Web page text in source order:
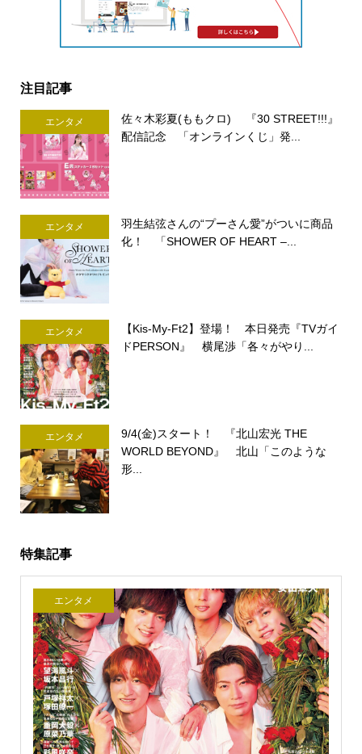
注目記事
エンタメ
佐々木彩夏(ももクロ) 『30 STREET!!!』
配信記念 「オンラインくじ」発...
エンタメ
羽生結弦さんの“プーさん愛”がついに商品
化！ 「SHOWER OF HEART –...
エンタメ
【Kis-My-Ft2】登場！ 本日発売『TVガイ
ドPERSON』 横尾渉「各々がやり...
エンタメ
9/4(金)スタート！ 『北山宏光 THE
WORLD BEYOND』 北山「このような
形...
特集記事
エンタメ